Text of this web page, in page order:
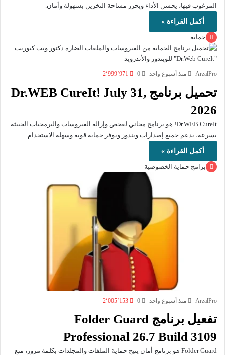
المرغوب فيها، يحسن الأداء ويحرر مساحة التخزين بسهولة وأمان.
أكمل القراءة »
حماية
ArzalPro منذ أسبوع واحد 0 2٬999٬971
تحميل برنامج Dr.WEB CureIt! July 31,
2026
Dr.WEB CureIt! هو برنامج مجاني لفحص وإزالة الفيروسات والبرمجيات الخبيثة
بسرعة، يدعم جميع إصدارات ويندوز ويوفر حماية قوية وسهلة الاستخدام.
أكمل القراءة »
برامج حماية الخصوصية
ArzalPro منذ أسبوع واحد 0 2٬005٬153
تفعيل برنامج Folder Guard
Professional 26.7 Build 3109
Folder Guard هو برنامج أمان يتيح حماية الملفات والمجلدات بكلمة مرور، منع